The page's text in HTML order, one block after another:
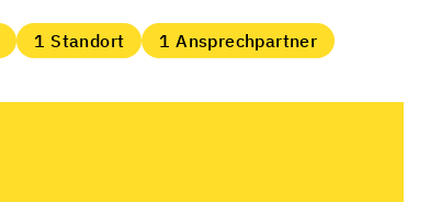
1 Standort 1 Ansprechpartner